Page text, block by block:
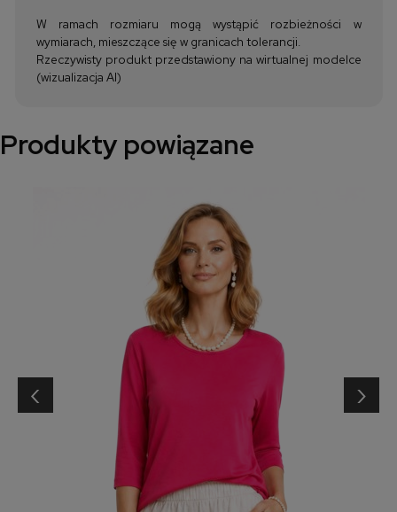
W ramach rozmiaru mogą wystąpić rozbieżności w
wymiarach, mieszczące się w granicach tolerancji.
Rzeczywisty produkt przedstawiony na wirtualnej modelce
(wizualizacja AI)
Produkty powiązane
‹ ›